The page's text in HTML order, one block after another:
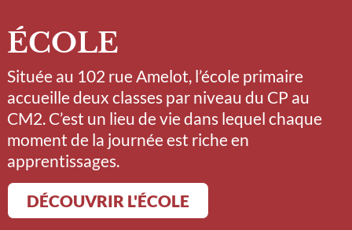
ÉCOLE
Située au 102 rue Amelot, l’école primaire
accueille deux classes par niveau du CP au
CM2. C’est un lieu de vie dans lequel chaque
moment de la journée est riche en
apprentissages.
DÉCOUVRIR L'ÉCOLE